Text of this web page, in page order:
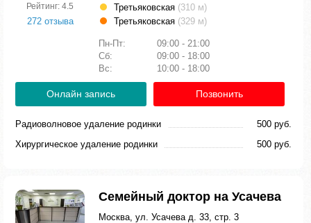
Рейтинг: 4.5
272 отзыва
Третьяковская (310 м)
Третьяковская (329 м)
Пн-Пт:
09:00 - 21:00
Сб:
09:00 - 18:00
Вс:
10:00 - 18:00
Онлайн запись Позвонить
Радиоволновое удаление родинки
500 руб.
Хирургическое удаление родинки
500 руб.
Семейный доктор на Усачева
Москва, ул. Усачева д. 33, стр. 3